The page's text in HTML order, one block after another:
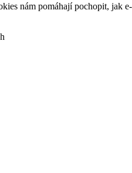
nám pomáhají pochopit, jak